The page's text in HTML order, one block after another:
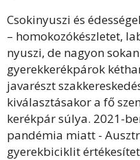
Csokinyuszi és
– homokozókészletet,
nyuszi, de nagyon
gyerekkerékpárok
javarészt
kiválasztásakor a fő
kerékpár súlya. 2021-
pandémia miatt -
gyerekbiciklit